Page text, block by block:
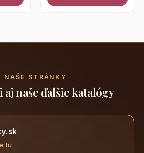
NAŠE STRÁNKY
aj naše ďalšie katalógy
tu